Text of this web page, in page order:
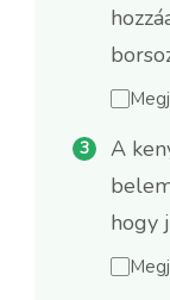
A
hogy